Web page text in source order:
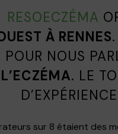
RESOECZÉMA
À RENNES
POUR NOUS
L’ECZÉMA. LE
sur 8 étaient des